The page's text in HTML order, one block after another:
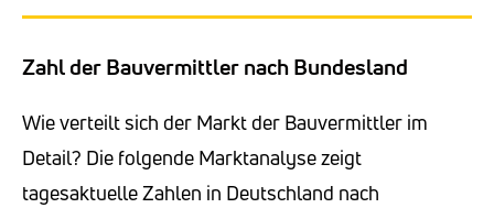
Zahl der Bauvermittler nach Bundesland
Wie verteilt sich der Markt der Bauvermittler im
Detail? Die folgende Marktanalyse zeigt
tagesaktuelle Zahlen in Deutschland nach